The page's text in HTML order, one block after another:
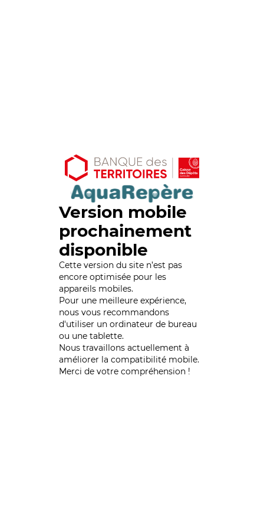
Version mobile
prochainement
disponible
Cette version du site n’est pas
encore optimisée pour les
appareils mobiles.
Pour une meilleure expérience,
nous vous recommandons
d'utiliser un ordinateur de bureau
ou une tablette.
Nous travaillons actuellement à
améliorer la compatibilité mobile.
Merci de votre compréhension !